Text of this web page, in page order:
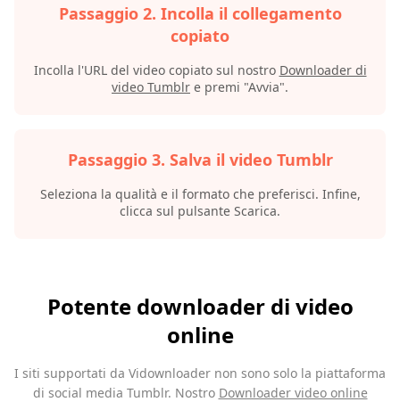
Passaggio 2. Incolla il collegamento
copiato
Incolla l'URL del video copiato sul nostro Downloader di
video Tumblr e premi "Avvia".
Passaggio 3. Salva il video Tumblr
Seleziona la qualità e il formato che preferisci. Infine,
clicca sul pulsante Scarica.
Potente downloader di video
online
I siti supportati da Vidownloader non sono solo la piattaforma
di social media Tumblr. Nostro Downloader video online